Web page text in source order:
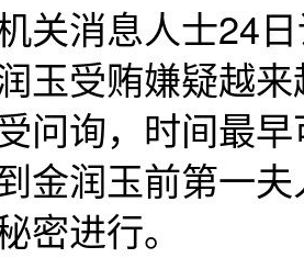
关消息人士24
玉受贿嫌疑越
问询，时间最
金润玉前第一
密进行。